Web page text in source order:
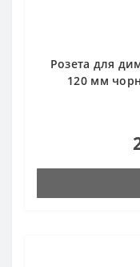
Розета для
120 мм